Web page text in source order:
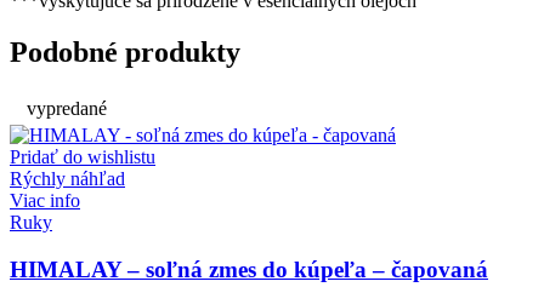
Podobné produkty
vypredané
Pridať do wishlistu
Rýchly náhľad
Viac info
Ruky
HIMALAY – soľná zmes do kúpeľa – čapovaná